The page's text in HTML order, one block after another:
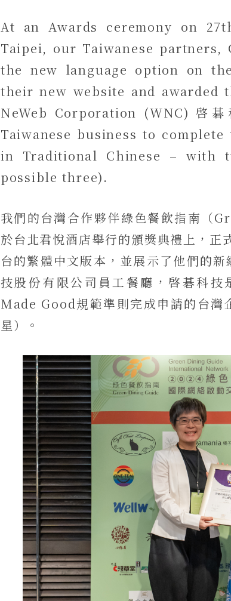
At an Awards ceremony on
Taipei, our Taiwanese partners,
the new language option on
their new website and awarded
NeWeb Corporation (WNC) 啓
Taiwanese business to complete
in Traditional Chinese – with
possible three).
我們的台灣合作夥伴綠色餐飲指南（
於台北君悅酒店舉行的頒獎典禮上，
台的繁體中文版本，並展示了他們的
技股份有限公司員工餐廳，啓碁科
Made Good規範準則完成申請的台灣
星）。